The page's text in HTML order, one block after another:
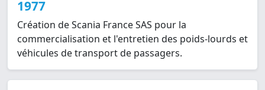
1977
Création de Scania France SAS pour la
commercialisation et l'entretien des poids-lourds et
véhicules de transport de passagers.